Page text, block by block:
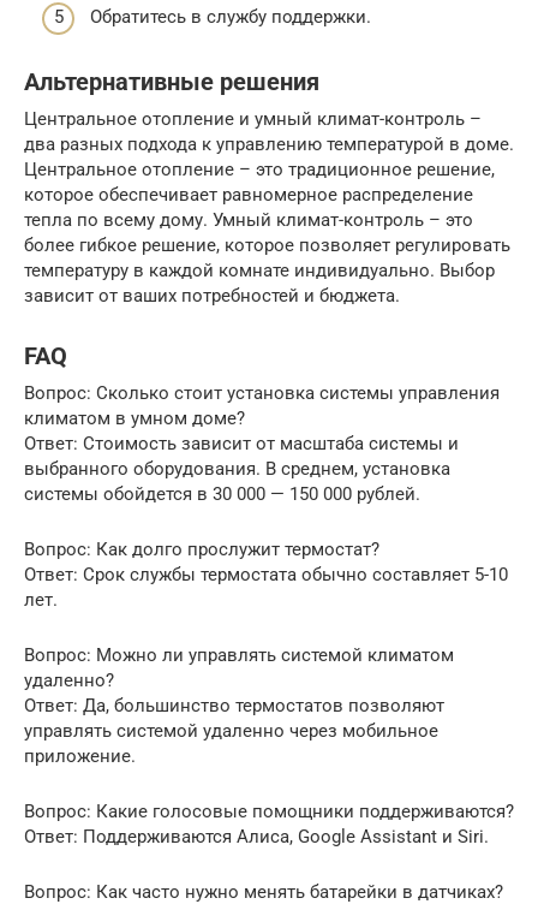
Обратитесь в службу поддержки.
Альтернативные решения
Центральное отопление и умный климат-контроль –
два разных подхода к управлению температурой в доме.
Центральное отопление – это традиционное решение,
которое обеспечивает равномерное распределение
тепла по всему дому. Умный климат-контроль – это
более гибкое решение, которое позволяет регулировать
температуру в каждой комнате индивидуально. Выбор
зависит от ваших потребностей и бюджета.
FAQ
Вопрос: Сколько стоит установка системы управления
климатом в умном доме?
Ответ: Стоимость зависит от масштаба системы и
выбранного оборудования. В среднем, установка
системы обойдется в 30 000 — 150 000 рублей.
Вопрос: Как долго прослужит термостат?
Ответ: Срок службы термостата обычно составляет 5-10
лет.
Вопрос: Можно ли управлять системой климатом
удаленно?
Ответ: Да, большинство термостатов позволяют
управлять системой удаленно через мобильное
приложение.
Вопрос: Какие голосовые помощники поддерживаются?
Ответ: Поддерживаются Алиса, Google Assistant и Siri.
Вопрос: Как часто нужно менять батарейки в датчиках?